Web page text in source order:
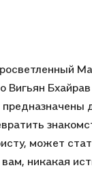
Вигьян
может
никакая